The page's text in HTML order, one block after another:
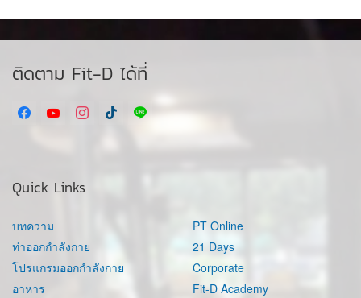
ติดตาม Fit-D ได้ที่
Quick Links
บทความ
ท่าออกกำลังกาย
โปรแกรมออกกำลังกาย
อาหาร
PT Online
21 Days
Corporate
Fit-D Academy